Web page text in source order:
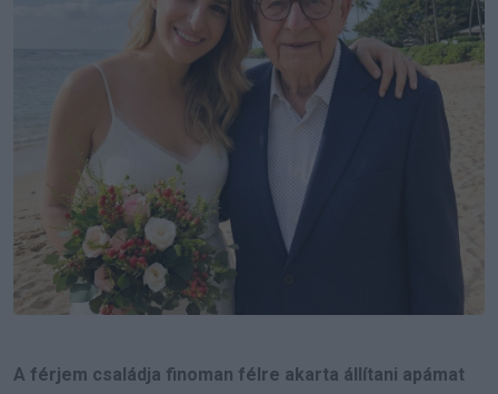
A férjem családja finoman félre akarta állítani apámat